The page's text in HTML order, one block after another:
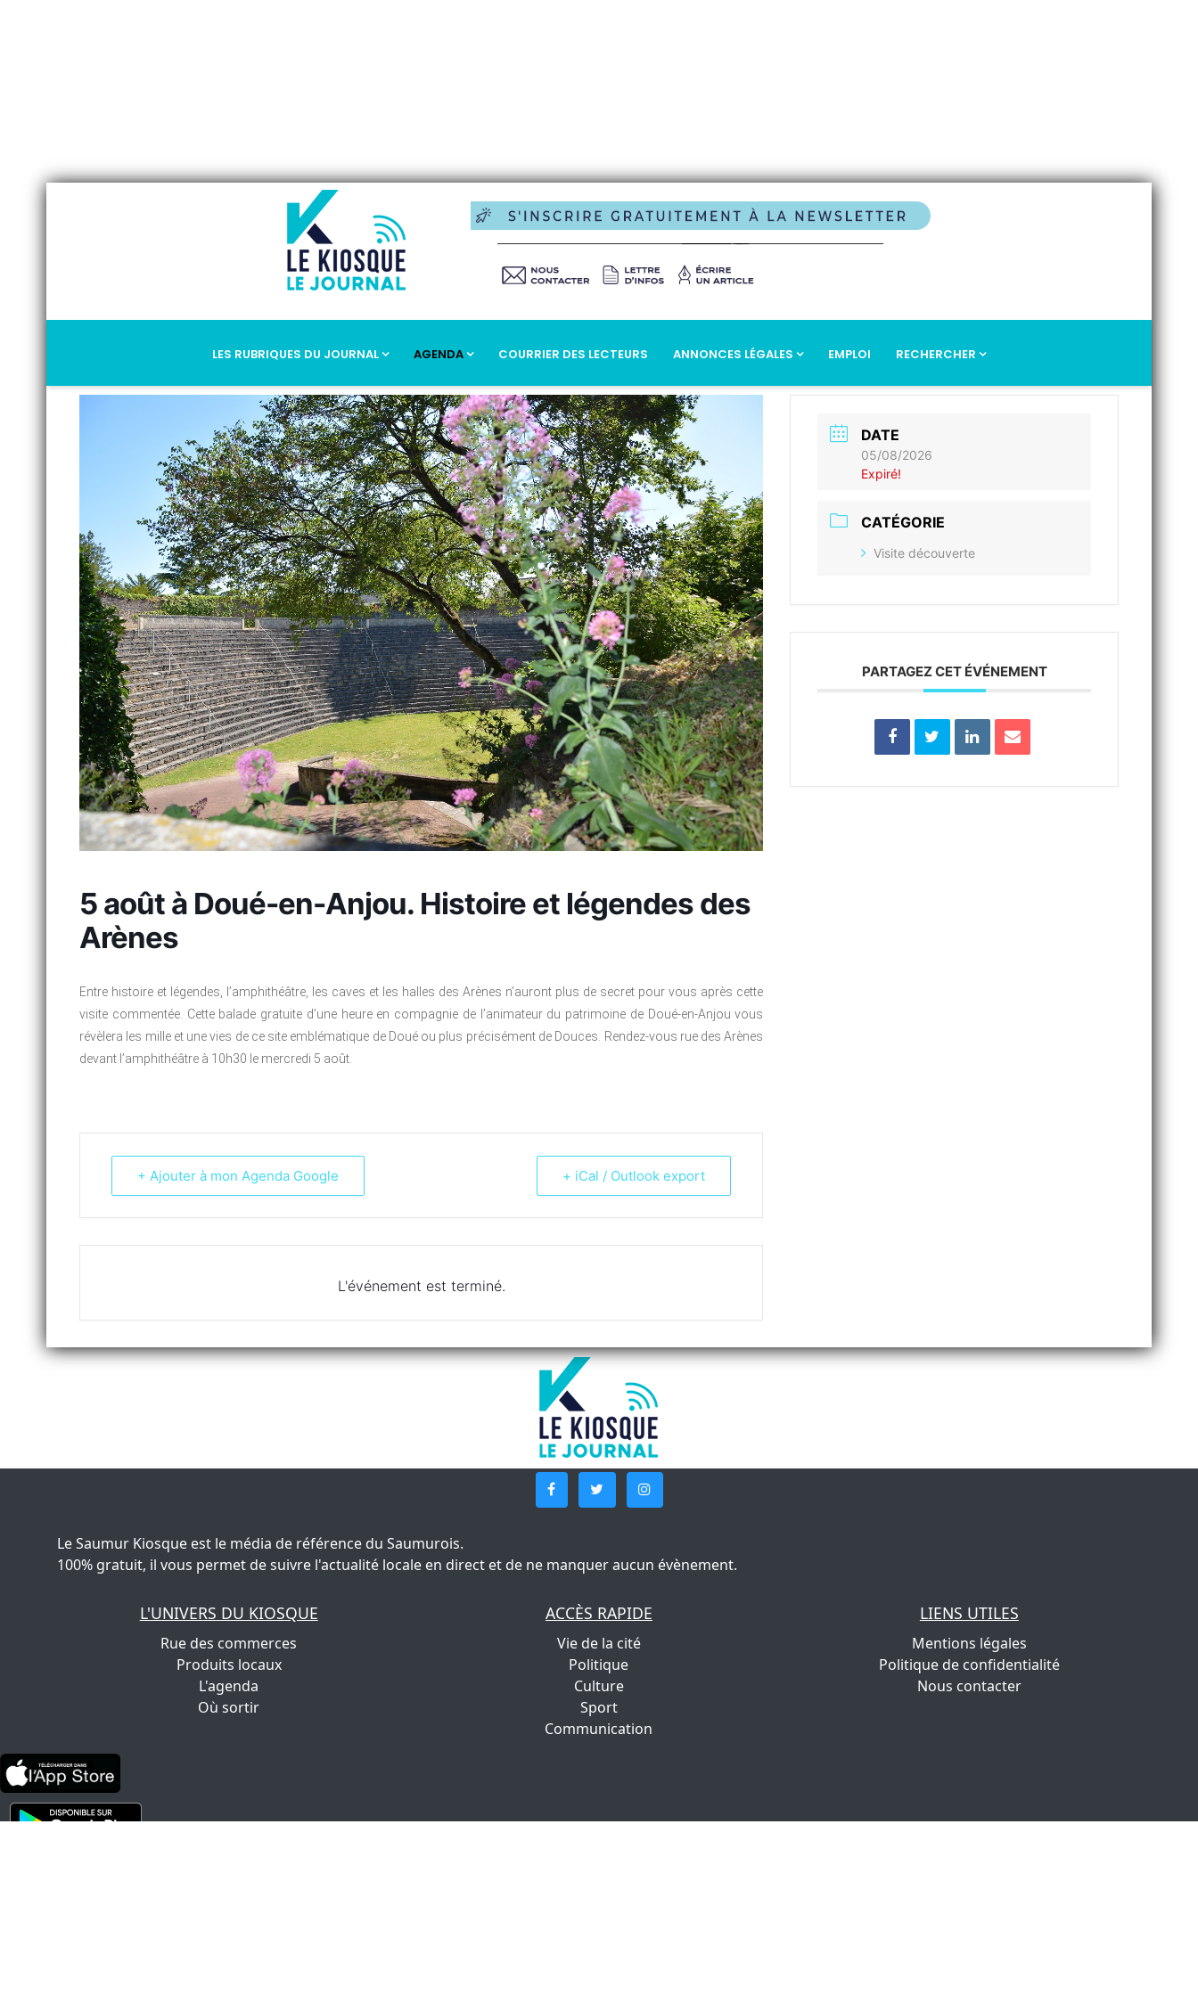
LES RUBRIQUES DU JOURNAL AGENDA COURRIER DES LECTEURS ANNONCES LÉGALES EMPLOI RECHERCHER
5 août à Doué-en-Anjou. Histoire et légendes des
Arènes
Entre histoire et légendes, l’amphithéâtre, les caves et les halles des Arènes n’auront plus de secret pour vous après cette
visite commentée. Cette balade gratuite d’une heure en compagnie de l’animateur du patrimoine de Doué-en-Anjou vous
révèlera les mille et une vies de ce site emblématique de Doué ou plus précisément de Douces. Rendez-vous rue des Arènes
devant l’amphithéâtre à 10h30 le mercredi 5 août.
+ Ajouter à mon Agenda Google + iCal / Outlook export
L'événement est terminé.
DATE
05/08/2026
Expiré!
CATÉGORIE
Visite découverte
PARTAGEZ CET ÉVÉNEMENT
Le Saumur Kiosque est le média de référence du Saumurois.
100% gratuit, il vous permet de suivre l'actualité locale en direct et de ne manquer aucun évènement.
L'UNIVERS DU KIOSQUE
Rue des commerces
Produits locaux
L'agenda
Où sortir
ACCÈS RAPIDE
Vie de la cité
Politique
Culture
Sport
Communication
LIENS UTILES
Mentions légales
Politique de confidentialité
Nous contacter